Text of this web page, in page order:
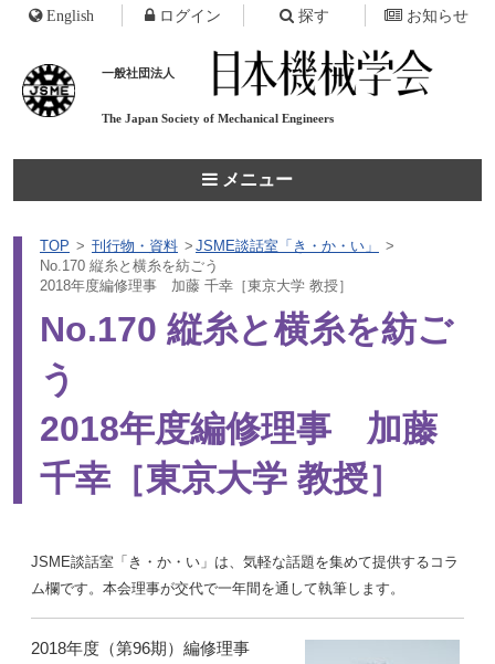
一般社団法人
The Japan Society of Mechanical Engineers
メニュー
English ログイン 探す お知らせ
TOP 刊行物・資料
JSME談話室「き・か・い」
No.170 縦糸と横糸を紡ごう
2018年度編修理事 加藤 千幸［東京大学 教授］
No.170 縦糸と横糸を紡ご
う
2018年度編修理事 加藤
千幸［東京大学 教授］
JSME談話室「き・か・い」は、気軽な話題を集めて提供するコラ
ム欄です。本会理事が交代で一年間を通して執筆します。
2018年度（第96期）編修理事